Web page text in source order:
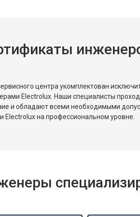
или замена патрубка
ремонт (замена
щёток
амортизаторов
центра укомплектован
Electrolux. Наши специалисты
и обладают всеми необходимыми
Electrolux на профессиональном уровне.